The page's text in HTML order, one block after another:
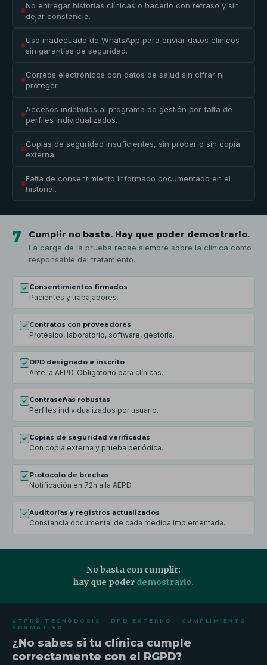
No entregar historias clínicas o hacerlo con retraso y sin
dejar constancia.
Uso inadecuado de WhatsApp para enviar datos clínicos
sin garantías de seguridad.
Correos electrónicos con datos de salud sin cifrar ni
proteger.
Accesos indebidos al programa de gestión por falta de
perfiles individualizados.
Copias de seguridad insuficientes, sin probar o sin copia
externa.
Falta de consentimiento informado documentado en el
historial.
7 Cumplir no basta. Hay que poder demostrarlo.
La carga de la prueba recae siempre sobre la clínica como
responsable del tratamiento.
Consentimientos firmados
Pacientes y trabajadores.
Contratos con proveedores
Protésico, laboratorio, software, gestoría.
DPD designado e inscrito
Ante la AEPD. Obligatorio para clínicas.
Contraseñas robustas
Perfiles individualizados por usuario.
Copias de seguridad verificadas
Con copia externa y prueba periódica.
Protocolo de brechas
Notificación en 72h a la AEPD.
Auditorías y registros actualizados
Constancia documental de cada medida implementada.
No basta con cumplir:
hay que poder demostrarlo.
UTPR® TECNODOSIS · DPD EXTERNO · CUMPLIMIENTO
NORMATIVO
¿No sabes si tu clínica cumple
correctamente con el RGPD?